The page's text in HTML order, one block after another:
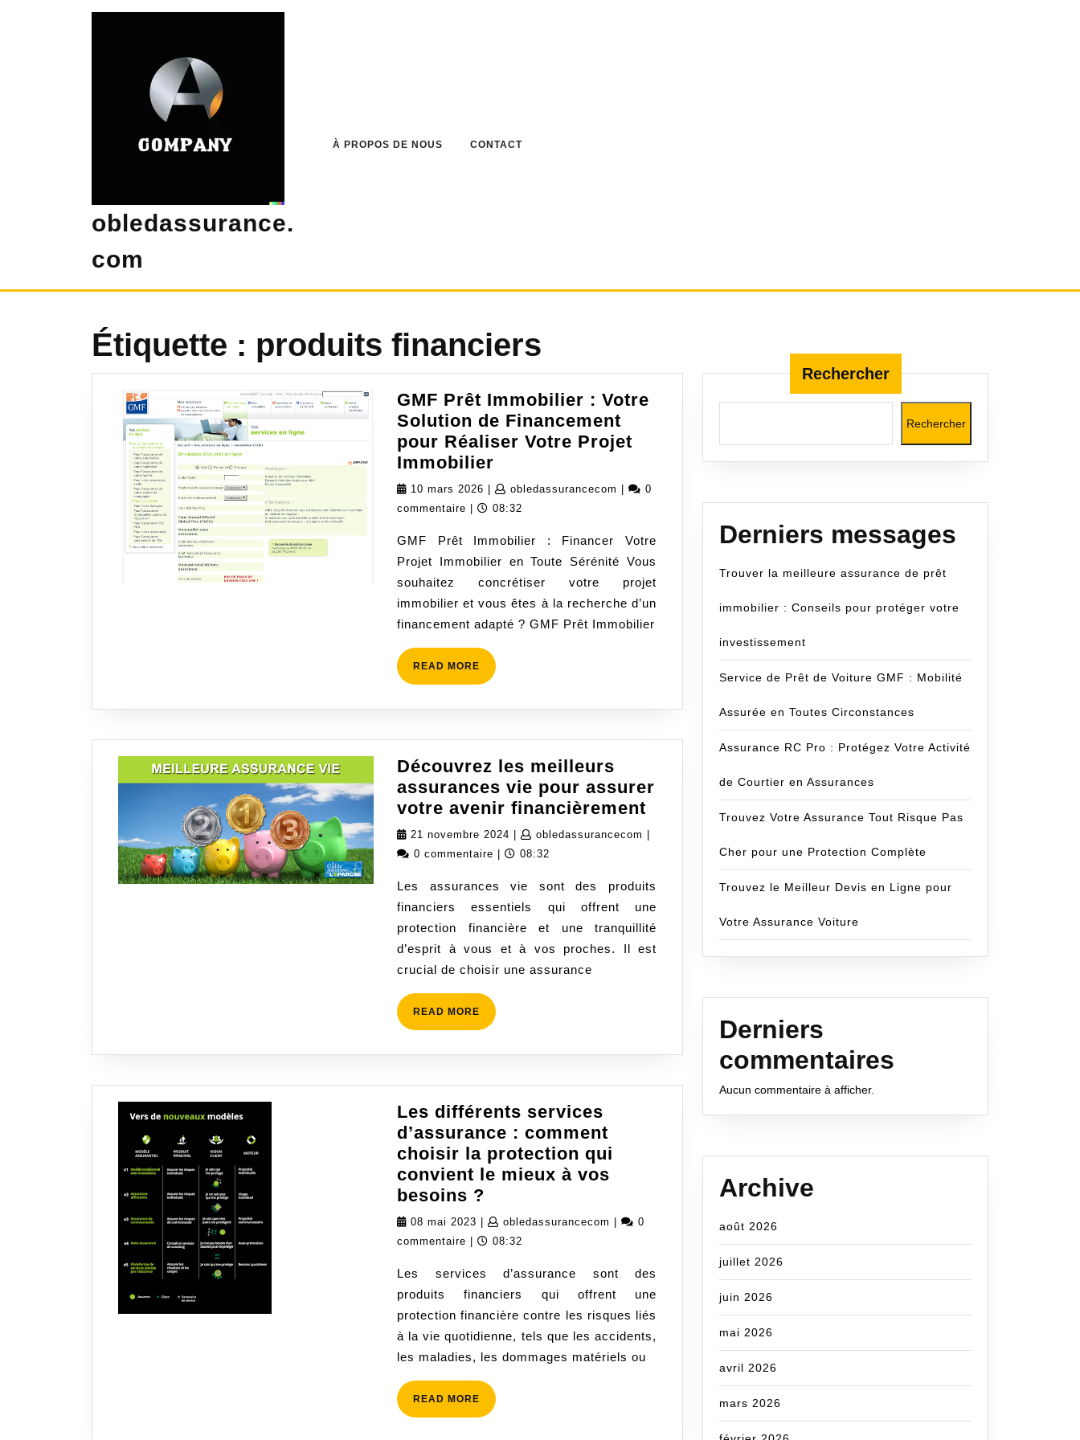
obledassurance.
com
À PROPOS DE NOUS CONTACT
Étiquette : produits financiers
GMF Prêt Immobilier : Votre
Solution de Financement
pour Réaliser Votre Projet
Immobilier
Prêt
Immobilier
Votre
Solution
de
Financement
pour
Votre
Immobilier
10 mars 2026 10
mars
obledassurancecom obledassurancecom
0
commentaire
08:32
GMF Prêt Immobilier : Financer Votre
Projet Immobilier en Toute Sérénité Vous
souhaitez concrétiser votre projet
immobilier et vous êtes à la recherche d’un
financement adapté ? GMF Prêt Immobilier
READ MORE READ
MORE
Découvrez les meilleurs
assurances vie pour assurer
votre avenir financièrement Découvrez
les
meilleurs
assurances
vie
pour
assurer
votre
financièrement
21 novembre 2024 21
novembre
obledassurancecom obledassurancecom
0 commentaire
08:32
Les assurances vie sont des produits
financiers essentiels qui offrent une
protection financière et une tranquillité
d’esprit à vous et à vos proches. Il est
crucial de choisir une assurance
READ MORE READ
MORE
Les différents services
d’assurance : comment
choisir la protection qui
convient le mieux à vos
besoins ?
différents
services
:
comment
choisir
la
protection
qui
convient
08 mai 2023 08
mai
obledassurancecom obledassurancecom
0
commentaire
08:32
Les services d’assurance sont des
produits financiers qui offrent une
protection financière contre les risques liés
à la vie quotidienne, tels que les accidents,
les maladies, les dommages matériels ou
READ MORE READ
MORE
Rechercher
Rechercher
Derniers messages
Trouver la meilleure assurance de prêt
immobilier : Conseils pour protéger votre
investissement
Service de Prêt de Voiture GMF : Mobilité
Assurée en Toutes Circonstances
Assurance RC Pro : Protégez Votre Activité
de Courtier en Assurances
Trouvez Votre Assurance Tout Risque Pas
Cher pour une Protection Complète
Trouvez le Meilleur Devis en Ligne pour
Votre Assurance Voiture
Derniers
commentaires
Aucun commentaire à afficher.
Archive
août 2026
juillet 2026
juin 2026
mai 2026
avril 2026
mars 2026